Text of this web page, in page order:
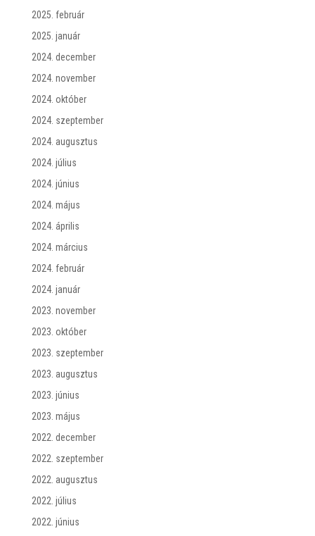
2025. február
2025. január
2024. december
2024. november
2024. október
2024. szeptember
2024. augusztus
2024. július
2024. június
2024. május
2024. április
2024. március
2024. február
2024. január
2023. november
2023. október
2023. szeptember
2023. augusztus
2023. június
2023. május
2022. december
2022. szeptember
2022. augusztus
2022. július
2022. június